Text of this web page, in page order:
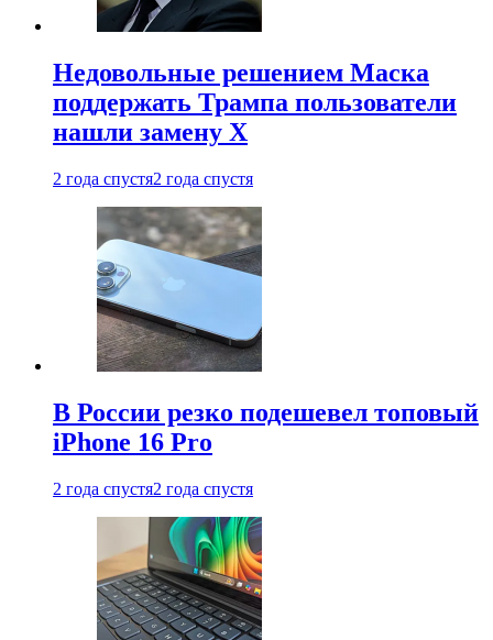
Недовольные решением Маска
поддержать Трампа пользователи
нашли замену X
2 года спустя2 года спустя
В России резко подешевел топовый
iPhone 16 Pro
2 года спустя2 года спустя